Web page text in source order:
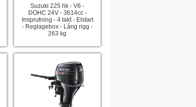
Suzuki 225 hk - V6 -
DOHC 24V - 3614cc -
Insprutning - 4 takt - Elstart
- Reglagebox - Lång rigg -
263 kg